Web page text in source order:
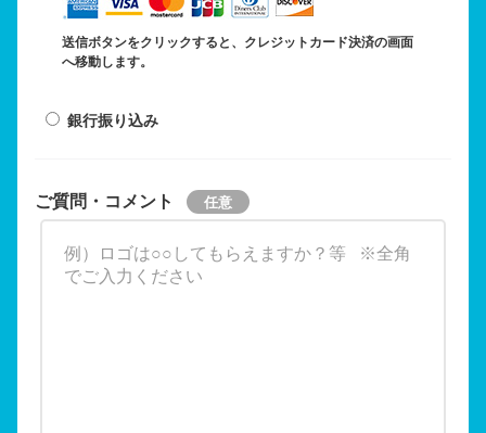
送信ボタンをクリックすると、クレジットカード決済の画面
へ移動します。
銀行振り込み
ご質問・コメント